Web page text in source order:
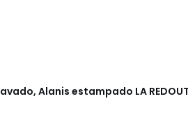
Alanis estampado LA